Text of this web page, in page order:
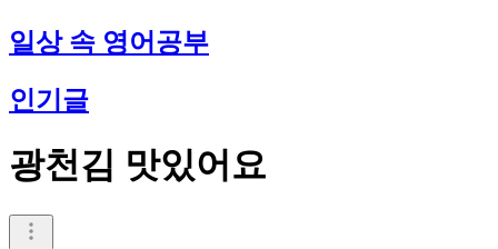
일상 속 영어공부
인기글
광천김 맛있어요